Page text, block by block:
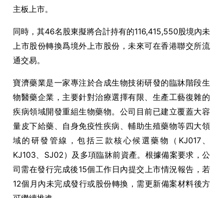
主板上市。
同時，其46名股東擬將合計持有的116,415,550股境內未
上市股份轉換爲境外上市股份，未來可在香港聯交所流
通交易。
寶濟藥業是一家專注於合成生物技術研發的臨牀階段生
物醫藥企業，主要針對治療選擇有限、生產工藝復雜的
疾病領域開發重組生物藥物。公司目前已建立覆蓋大容
量皮下給藥、自身免疫性疾病、輔助生殖藥物等四大領
域的研發管線，包括三款核心候選藥物（KJ017、
KJ103、SJ02）及多項臨牀前資產。根據備案要求，公
司需在發行完成後15個工作日內提交上市情況報告，若
12個月內未完成發行或股份轉換，需更新備案材料後方